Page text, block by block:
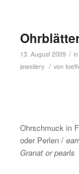
13. August 2009 / in
jewellery / von
Ohrschmuck in
oder Perlen /
Granat or pearls